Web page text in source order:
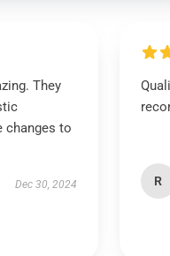
They
changes to
Dec 30, 2024 R